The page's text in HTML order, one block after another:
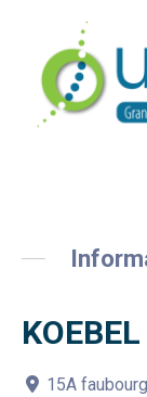
15A